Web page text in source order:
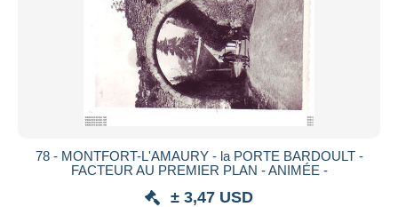
78 - MONTFORT-L'AMAURY - la PORTE BARDOULT -
FACTEUR AU PREMIER PLAN - ANIMÉE -
± 3,47 USD